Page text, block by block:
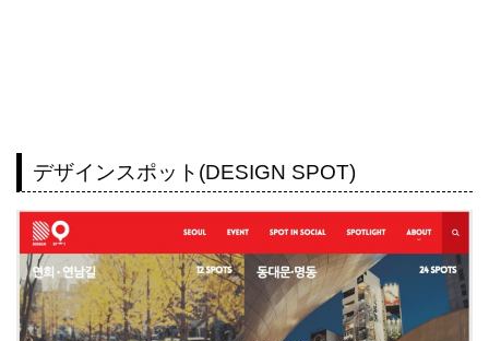
デザインスポット(DESIGN SPOT)